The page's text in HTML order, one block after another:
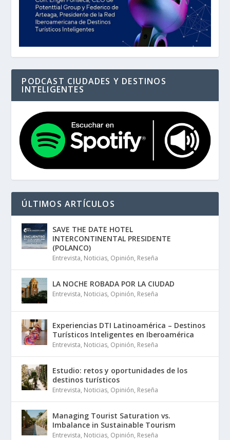
PODCAST CIUDADES Y DESTINOS
INTELIGENTES
ÚLTIMOS ARTÍCULOS
SAVE THE DATE HOTEL
INTERCONTINENTAL PRESIDENTE
(POLANCO)
Entrevista, Noticias, Opinión, Reseña
LA NOCHE ROBADA POR LA CIUDAD
Entrevista, Noticias, Opinión, Reseña
Experiencias DTI Latinoamérica – Destinos
Turísticos Inteligentes en Iberoamérica
Entrevista, Noticias, Opinión, Reseña
Estudio: retos y oportunidades de los
destinos turísticos
Entrevista, Noticias, Opinión, Reseña
Managing Tourist Saturation vs.
Imbalance in Sustainable Tourism
Entrevista, Noticias, Opinión, Reseña